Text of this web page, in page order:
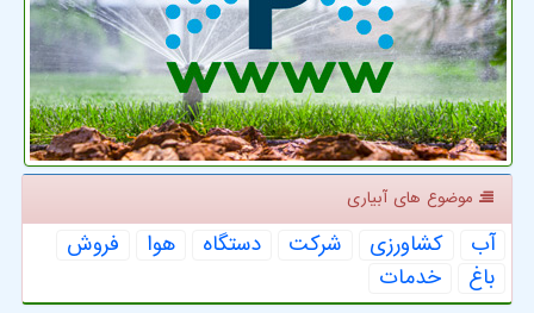
موضوع های آبیاری
آب كشاورزی شركت دستگاه هوا
فروش
باغ
خدمات